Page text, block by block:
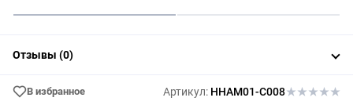
Отзывы (0)
В избранное Артикул: HHAM01-C008